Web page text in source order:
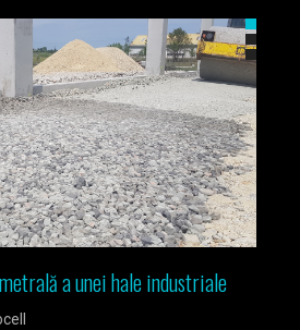
a unei hale industriale